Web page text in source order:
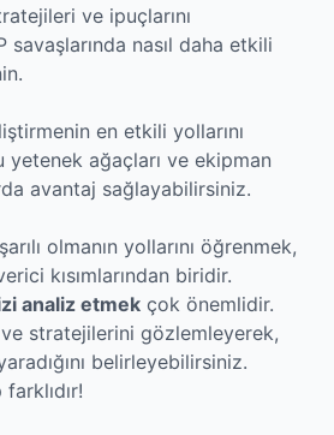
ve ipuçlarını
savaşlarında nasıl daha etkili
en etkili yollarını
ağaçları ve ekipman
avantaj sağlayabilirsiniz.
olmanın yollarını öğrenmek,
kısımlarından biridir.
analiz etmek çok önemlidir.
stratejilerini gözlemleyerek,
belirleyebilirsiniz.